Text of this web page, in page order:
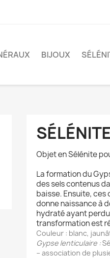
BIJOUX
SÉLÉNITE
Objet en Sélénite
La formation du
des sels contenus
baisse. Ensuite,
donne naissance à
hydraté ayant
transformation est
Couleur: blanc,
Gypse lenticulaire:
– association de